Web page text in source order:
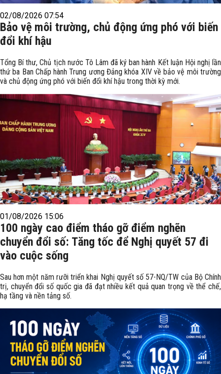
02/08/2026 07:54
Bảo vệ môi trường, chủ động ứng phó với biến
đổi khí hậu
Tổng Bí thư, Chủ tịch nước Tô Lâm đã ký ban hành Kết luận Hội nghị lần
thứ ba Ban Chấp hành Trung ương Đảng khóa XIV về bảo vệ môi trường
và chủ động ứng phó với biến đổi khí hậu trong thời kỳ mới.
01/08/2026 15:06
100 ngày cao điểm tháo gỡ điểm nghẽn
chuyển đổi số: Tăng tốc để Nghị quyết 57 đi
vào cuộc sống
Sau hơn một năm rưỡi triển khai Nghị quyết số 57-NQ/TW của Bộ Chính
trị, chuyển đổi số quốc gia đã đạt nhiều kết quả quan trọng về thể chế,
hạ tầng và nền tảng số.